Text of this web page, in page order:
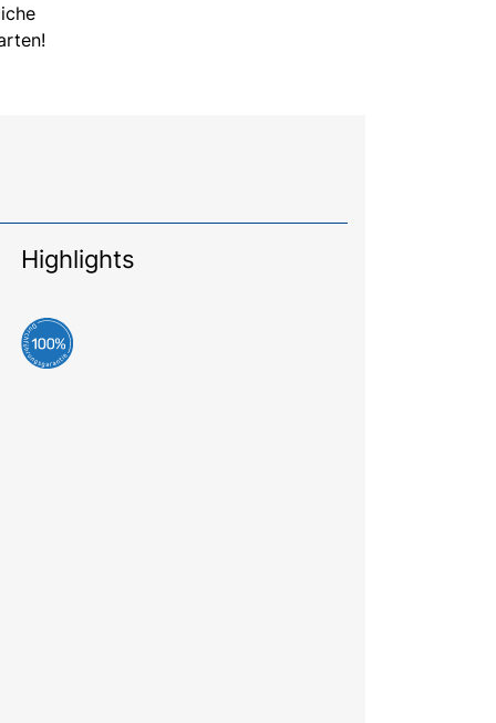
Highlights